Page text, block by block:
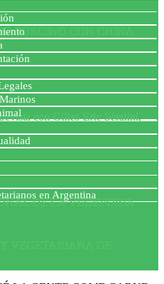
PORCINO CON CHINA
con Gilles-Eric Séralini,
DE LA VEGEFOBIA
VEGETARIANA DE
en Argentina